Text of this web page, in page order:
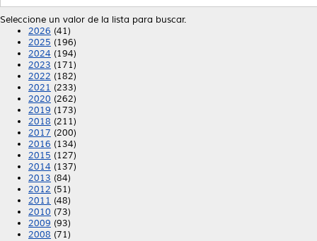
Seleccione un valor de la lista para buscar.
2026 (41)
2025 (196)
2024 (194)
2023 (171)
2022 (182)
2021 (233)
2020 (262)
2019 (173)
2018 (211)
2017 (200)
2016 (134)
2015 (127)
2014 (137)
2013 (84)
2012 (51)
2011 (48)
2010 (73)
2009 (93)
2008 (71)